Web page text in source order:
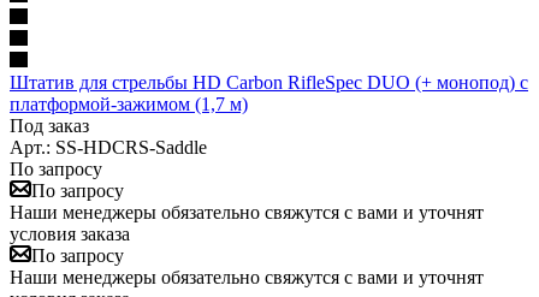
Штатив для стрельбы HD Carbon RifleSpec DUO (+ монопод) с
платформой-зажимом (1,7 м)
Под заказ
Арт.: SS-HDCRS-Saddle
По запросу
По запросу
Наши менеджеры обязательно свяжутся с вами и уточнят
условия заказа
По запросу
Наши менеджеры обязательно свяжутся с вами и уточнят